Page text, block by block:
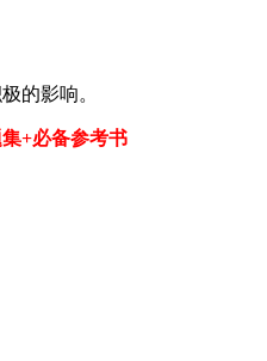
的影响。
+必备参考书